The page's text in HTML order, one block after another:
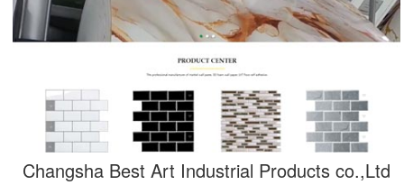
Changsha Best Art Industrial Products co.,Ltd